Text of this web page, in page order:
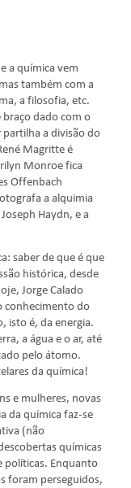
a química vem
também com a
a filosofia, etc.
braço dado com o
partilha a divisão do
Magritte é
Monroe fica
Offenbach
a alquimia
Haydn, e a
saber de que é que
histórica, desde
Jorge Calado
conhecimento do
isto é, da energia.
a água e o ar, até
pelo átomo.
da química!
e mulheres, novas
da química faz-se
(não
químicas
políticas. Enquanto
foram perseguidos,